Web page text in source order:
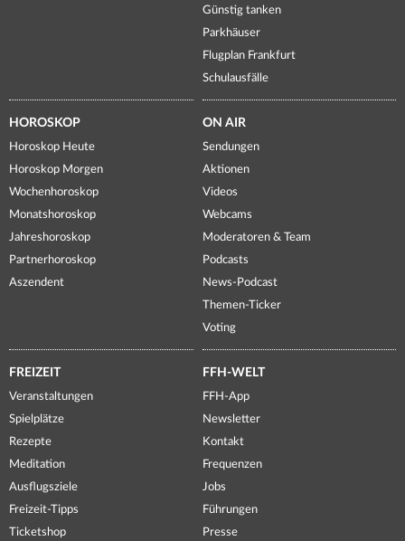
Günstig tanken
Parkhäuser
Flugplan Frankfurt
Schulausfälle
HOROSKOP
Horoskop Heute
Horoskop Morgen
Wochenhoroskop
Monatshoroskop
Jahreshoroskop
Partnerhoroskop
Aszendent
ON AIR
Sendungen
Aktionen
Videos
Webcams
Moderatoren & Team
Podcasts
News-Podcast
Themen-Ticker
Voting
FREIZEIT
Veranstaltungen
Spielplätze
Rezepte
Meditation
Ausflugsziele
Freizeit-Tipps
Ticketshop
FFH-WELT
FFH-App
Newsletter
Kontakt
Frequenzen
Jobs
Führungen
Presse